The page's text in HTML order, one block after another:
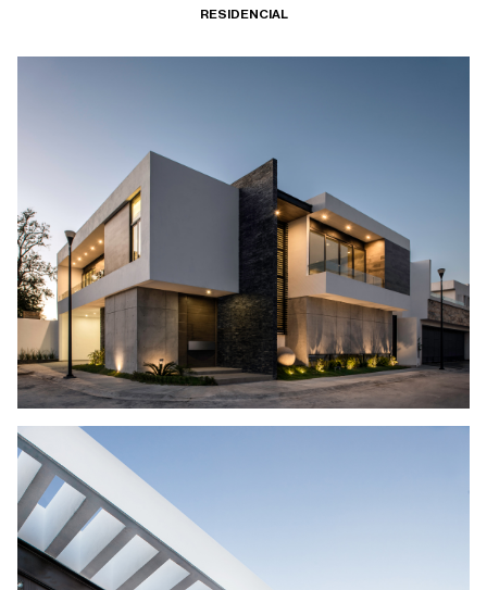
RESIDENCIAL